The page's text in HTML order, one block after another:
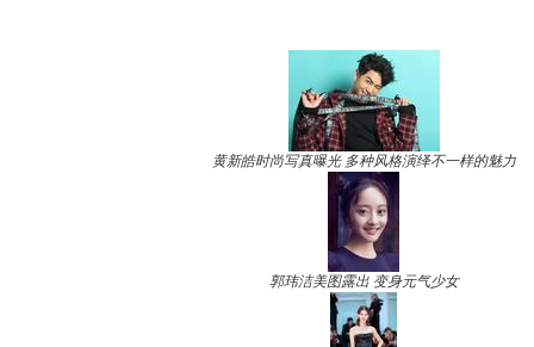
黄新皓时尚写真曝光 多种风格演绎不一样的魅力
郭玮洁美图露出 变身元气少女